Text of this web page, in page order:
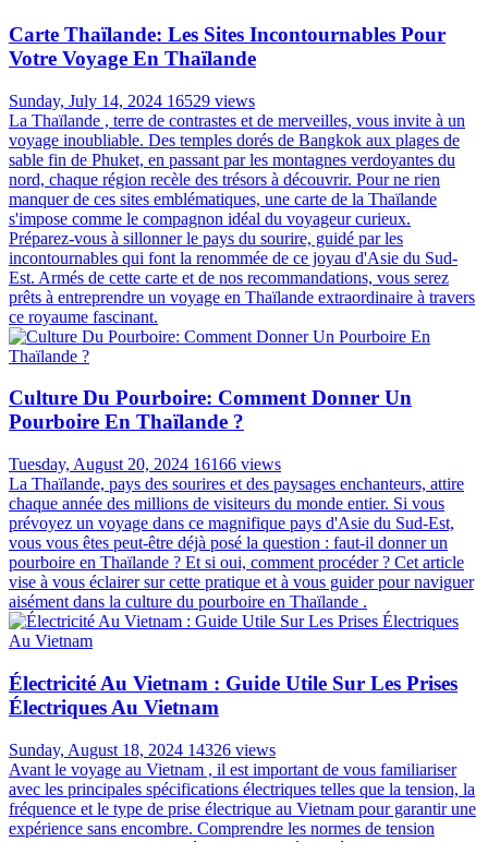
Carte Thaïlande: Les Sites Incontournables Pour
Votre Voyage En Thaïlande
Sunday, July 14, 2024 16529 views
La Thaïlande , terre de contrastes et de merveilles, vous invite à un
voyage inoubliable. Des temples dorés de Bangkok aux plages de
sable fin de Phuket, en passant par les montagnes verdoyantes du
nord, chaque région recèle des trésors à découvrir. Pour ne rien
manquer de ces sites emblématiques, une carte de la Thaïlande
s'impose comme le compagnon idéal du voyageur curieux.
Préparez-vous à sillonner le pays du sourire, guidé par les
incontournables qui font la renommée de ce joyau d'Asie du Sud-
Est. Armés de cette carte et de nos recommandations, vous serez
prêts à entreprendre un voyage en Thaïlande extraordinaire à travers
ce royaume fascinant.
Culture Du Pourboire: Comment Donner Un
Pourboire En Thaïlande ?
Tuesday, August 20, 2024 16166 views
La Thaïlande, pays des sourires et des paysages enchanteurs, attire
chaque année des millions de visiteurs du monde entier. Si vous
prévoyez un voyage dans ce magnifique pays d'Asie du Sud-Est,
vous vous êtes peut-être déjà posé la question : faut-il donner un
pourboire en Thaïlande ? Et si oui, comment procéder ? Cet article
vise à vous éclairer sur cette pratique et à vous guider pour naviguer
aisément dans la culture du pourboire en Thaïlande .
Électricité Au Vietnam : Guide Utile Sur Les Prises
Électriques Au Vietnam
Sunday, August 18, 2024 14326 views
Avant le voyage au Vietnam , il est important de vous familiariser
avec les principales spécifications électriques telles que la tension, la
fréquence et le type de prise électrique au Vietnam pour garantir une
expérience sans encombre. Comprendre les normes de tension